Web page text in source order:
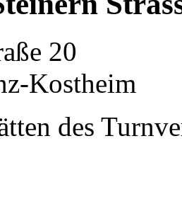
20
Kostheim
des